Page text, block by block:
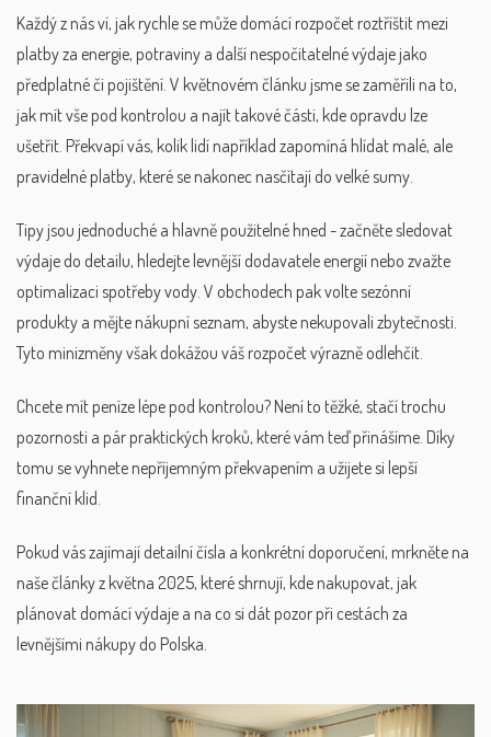
Každý z nás ví, jak rychle se může domácí rozpočet roztříštit mezi
platby za energie, potraviny a další nespočitatelné výdaje jako
předplatné či pojištění. V květnovém článku jsme se zaměřili na to,
jak mít vše pod kontrolou a najít takové části, kde opravdu lze
ušetřit. Překvapí vás, kolik lidí například zapomíná hlídat malé, ale
pravidelné platby, které se nakonec nasčítají do velké sumy.
Tipy jsou jednoduché a hlavně použitelné hned - začněte sledovat
výdaje do detailu, hledejte levnější dodavatele energií nebo zvažte
optimalizaci spotřeby vody. V obchodech pak volte sezónní
produkty a mějte nákupní seznam, abyste nekupovali zbytečnosti.
Tyto minizměny však dokážou váš rozpočet výrazně odlehčit.
Chcete mít peníze lépe pod kontrolou? Není to těžké, stačí trochu
pozornosti a pár praktických kroků, které vám teď přinášíme. Díky
tomu se vyhnete nepříjemným překvapením a užijete si lepší
finanční klid.
Pokud vás zajímají detailní čísla a konkrétní doporučení, mrkněte na
naše články z května 2025, které shrnují, kde nakupovat, jak
plánovat domácí výdaje a na co si dát pozor při cestách za
levnějšími nákupy do Polska.